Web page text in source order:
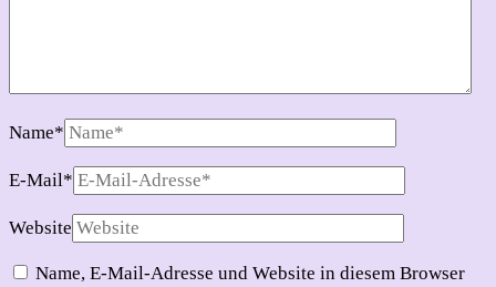
Name*
E-Mail*
Website
Name, E-Mail-Adresse und Website in diesem Browser